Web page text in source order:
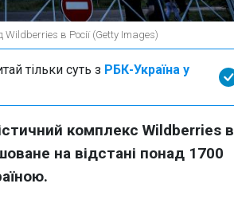
Wildberries в Росії (Getty Images)
тільки суть з РБК-Україна у
комплекс Wildberries в
на відстані понад 1700